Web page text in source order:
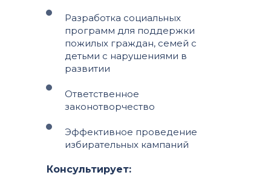
Разработка социальных
программ для поддержки
пожилых граждан, семей с
детьми с нарушениями в
развитии
Ответственное
законотворчество
Эффективное проведение
избирательных кампаний
Консультирует: